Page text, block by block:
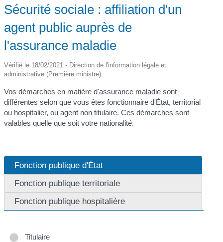
Sécurité sociale : affiliation d'un
agent public auprès de
l'assurance maladie
Vérifié le 18/02/2021 - Direction de l'information légale et
administrative (Première ministre)
Vos démarches en matière d'assurance maladie sont
différentes selon que vous êtes fonctionnaire d'État, territorial
ou hospitalier, ou agent non titulaire. Ces démarches sont
valables quelle que soit votre nationalité.
Fonction publique d'État
Fonction publique territoriale
Fonction publique hospitalière
Titulaire